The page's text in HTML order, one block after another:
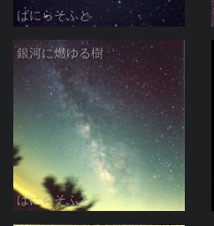
ばにらそふと
銀河に燃ゆる樹
ばにらそふと